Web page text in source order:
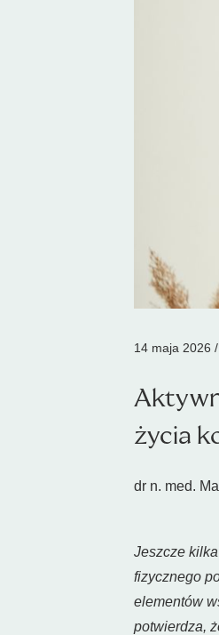
14 maja 2026 /
życia
dr n. med.
Jeszcze
fizycznego
elementów
potwierdza,